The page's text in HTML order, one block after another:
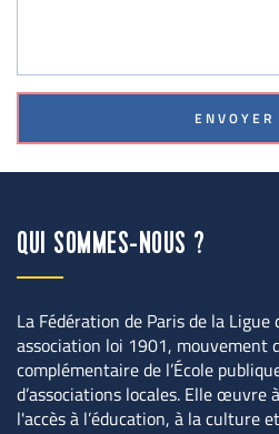
ENVOYER
QUI SOMMES-NOUS ?
La Fédération de Paris de la
association loi 1901, mouvement
complémentaire de l’École
d’associations locales. Elle œuvre
l'accès à l’éducation, à la culture